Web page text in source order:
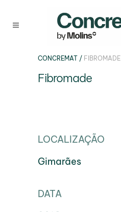
CONCREMAT / FIBROMADE
Fibromade
LOCALIZAÇÃO
Gimarães
DATA